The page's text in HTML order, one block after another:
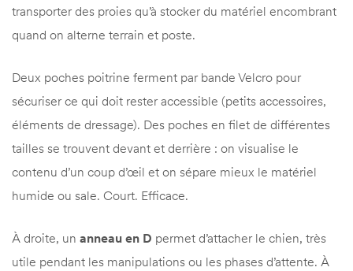
transporter des proies qu’à stocker du matériel encombrant
quand on alterne terrain et poste.
Deux poches poitrine ferment par bande Velcro pour
sécuriser ce qui doit rester accessible (petits accessoires,
éléments de dressage). Des poches en filet de différentes
tailles se trouvent devant et derrière : on visualise le
contenu d’un coup d’œil et on sépare mieux le matériel
humide ou sale. Court. Efficace.
À droite, un anneau en D permet d’attacher le chien, très
utile pendant les manipulations ou les phases d’attente. À